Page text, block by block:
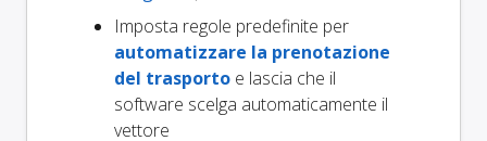
Imposta regole predefinite per
automatizzare la prenotazione
del trasporto e lascia che il
software scelga automaticamente il
vettore